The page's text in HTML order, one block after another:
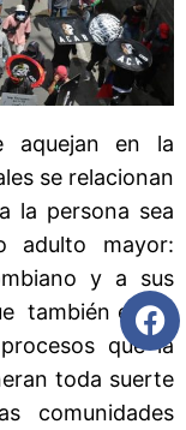
aquejan en la
se relacionan
la persona sea
adulto mayor:
y a sus
también están
que la
toda suerte
comunidades